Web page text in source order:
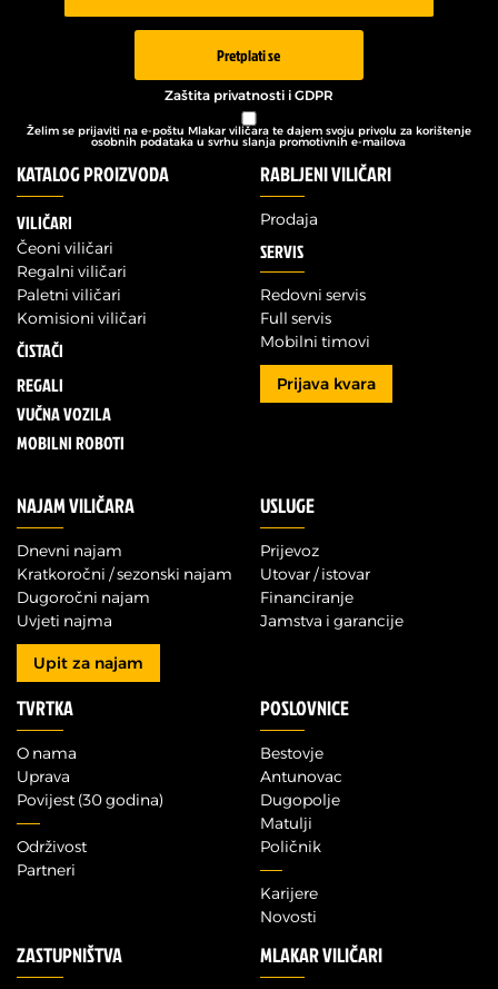
Pretplati se
Zaštita privatnosti i GDPR
Želim se prijaviti na e-poštu Mlakar viličara te dajem svoju privolu za korištenje
osobnih podataka u svrhu slanja promotivnih e-mailova
KATALOG PROIZVODA
VILIČARI
Čeoni viličari
Regalni viličari
Paletni viličari
Komisioni viličari
ČISTAČI
REGALI
VUČNA VOZILA
MOBILNI ROBOTI
RABLJENI VILIČARI
Prodaja
SERVIS
Redovni servis
Full servis
Mobilni timovi
Prijava kvara
NAJAM VILIČARA
Dnevni najam
Kratkoročni / sezonski najam
Dugoročni najam
Uvjeti najma
Upit za najam
USLUGE
Prijevoz
Utovar / istovar
Financiranje
Jamstva i garancije
TVRTKA
O nama
Uprava
Povijest (30 godina)
Održivost
Partneri
POSLOVNICE
Bestovje
Antunovac
Dugopolje
Matulji
Poličnik
Karijere
Novosti
ZASTUPNIŠTVA MLAKAR VILIČARI